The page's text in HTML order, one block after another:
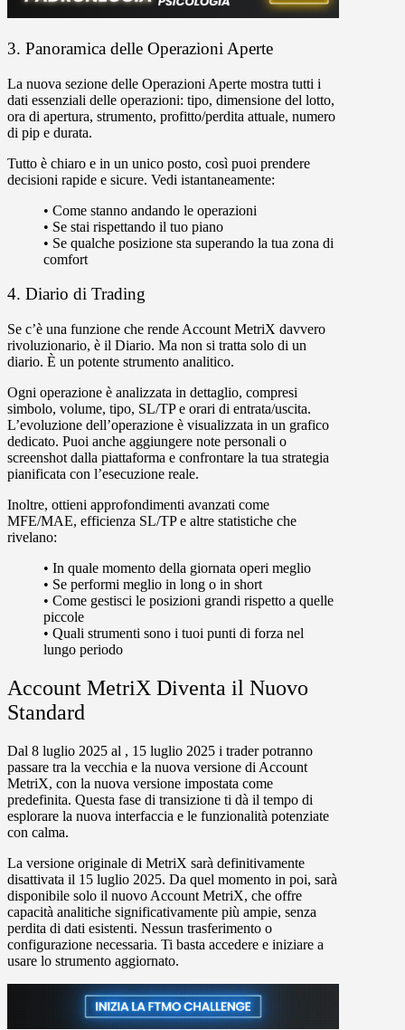
3. Panoramica delle Operazioni Aperte
La nuova sezione delle Operazioni Aperte mostra tutti i
dati essenziali delle operazioni: tipo, dimensione del lotto,
ora di apertura, strumento, profitto/perdita attuale, numero
di pip e durata.
Tutto è chiaro e in un unico posto, così puoi prendere
decisioni rapide e sicure. Vedi istantaneamente:
• Come stanno andando le operazioni
• Se stai rispettando il tuo piano
• Se qualche posizione sta superando la tua zona di
comfort
4. Diario di Trading
Se c’è una funzione che rende Account MetriX davvero
rivoluzionario, è il Diario. Ma non si tratta solo di un
diario. È un potente strumento analitico.
Ogni operazione è analizzata in dettaglio, compresi
simbolo, volume, tipo, SL/TP e orari di entrata/uscita.
L’evoluzione dell’operazione è visualizzata in un grafico
dedicato. Puoi anche aggiungere note personali o
screenshot dalla piattaforma e confrontare la tua strategia
pianificata con l’esecuzione reale.
Inoltre, ottieni approfondimenti avanzati come
MFE/MAE, efficienza SL/TP e altre statistiche che
rivelano:
• In quale momento della giornata operi meglio
• Se performi meglio in long o in short
• Come gestisci le posizioni grandi rispetto a quelle
piccole
• Quali strumenti sono i tuoi punti di forza nel
lungo periodo
Account MetriX Diventa il Nuovo
Standard
Dal 8 luglio 2025 al , 15 luglio 2025 i trader potranno
passare tra la vecchia e la nuova versione di Account
MetriX, con la nuova versione impostata come
predefinita. Questa fase di transizione ti dà il tempo di
esplorare la nuova interfaccia e le funzionalità potenziate
con calma.
La versione originale di MetriX sarà definitivamente
disattivata il 15 luglio 2025. Da quel momento in poi, sarà
disponibile solo il nuovo Account MetriX, che offre
capacità analitiche significativamente più ampie, senza
perdita di dati esistenti. Nessun trasferimento o
configurazione necessaria. Ti basta accedere e iniziare a
usare lo strumento aggiornato.